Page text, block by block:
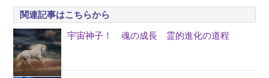
関連記事はこちらから
宇宙神子！ 魂の成長 霊的進化の道程